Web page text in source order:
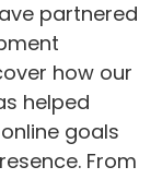
partnered
how our
helped
goals
From